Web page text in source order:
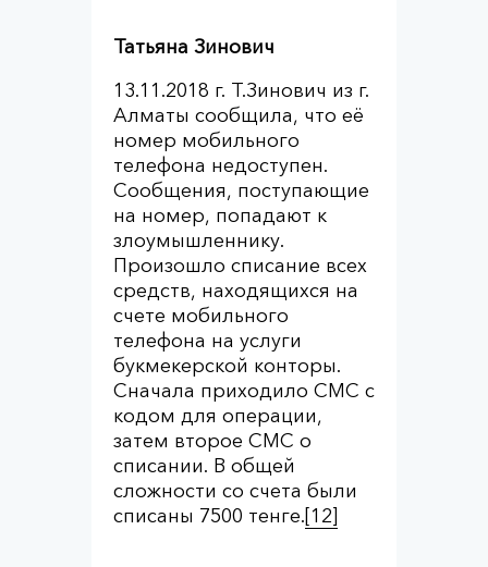
Татьяна Зинович
13.11.2018 г. Т.Зинович из г.
Алматы сообщила, что её
номер мобильного
телефона недоступен.
Сообщения, поступающие
на номер, попадают к
злоумышленнику.
Произошло списание всех
средств, находящихся на
счете мобильного
телефона на услуги
букмекерской конторы.
Сначала приходило СМС с
кодом для операции,
затем второе СМС о
списании. В общей
сложности со счета были
списаны 7500 тенге.[12]